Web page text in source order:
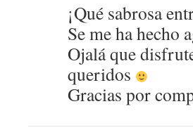
¡Qué sabrosa
Se me ha hecho
Ojalá que
queridos
Gracias por